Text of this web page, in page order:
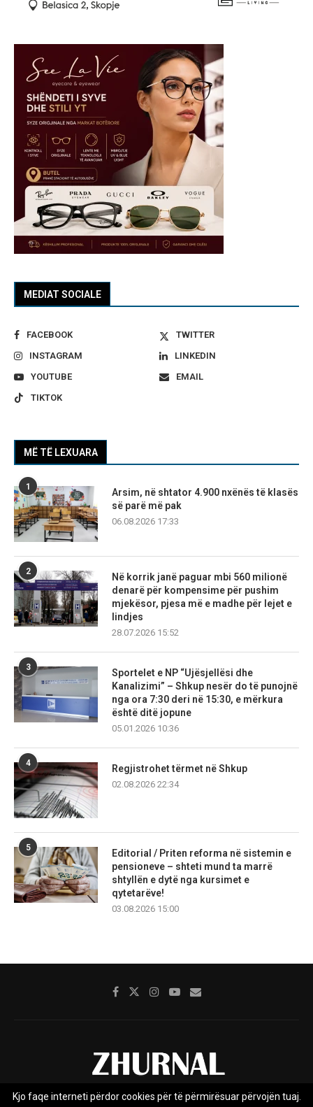
MEDIAT SOCIALE
FACEBOOK
TWITTER
INSTAGRAM
LINKEDIN
YOUTUBE
EMAIL
TIKTOK
MË TË LEXUARA
1
Arsim, në shtator 4.900 nxënës të klasës
së parë më pak
06.08.2026 17:33
2
Në korrik janë paguar mbi 560 milionë
denarë për kompensime për pushim
mjekësor, pjesa më e madhe për lejet e
lindjes
28.07.2026 15:52
3
Sportelet e NP “Ujësjellësi dhe
Kanalizimi” – Shkup nesër do të punojnë
nga ora 7:30 deri në 15:30, e mërkura
është ditë jopune
05.01.2026 10:36
4
Regjistrohet tërmet në Shkup
02.08.2026 22:34
5
Editorial / Priten reforma në sistemin e
pensioneve – shteti mund ta marrë
shtyllën e dytë nga kursimet e
qytetarëve!
03.08.2026 15:00
Kjo faqe interneti përdor cookies për të përmirësuar përvojën tuaj.